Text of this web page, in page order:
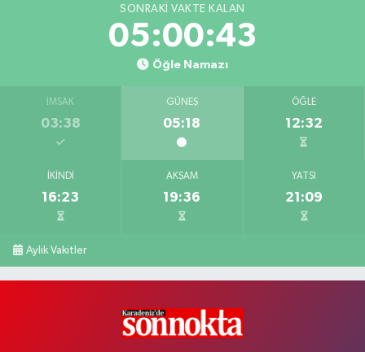
SONRAKI VAKTE KALAN
05:00:43
Öğle Namazı
İMSAK
03:38
GÜNEŞ
05:18
ÖĞLE
12:32
İKINDI
16:23
AKŞAM
19:36
YATSI
21:09
Aylık Vakitler